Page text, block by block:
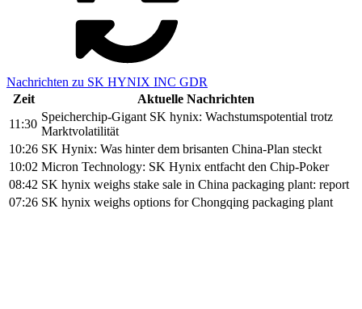
Nachrichten zu SK HYNIX INC GDR
Zeit
Aktuelle Nachrichten
11:30
Speicherchip-Gigant SK hynix: Wachstumspotential trotz
Marktvolatilität
10:26 SK Hynix: Was hinter dem brisanten China-Plan steckt
10:02 Micron Technology: SK Hynix entfacht den Chip-Poker
08:42 SK hynix weighs stake sale in China packaging plant: report
07:26 SK hynix weighs options for Chongqing packaging plant